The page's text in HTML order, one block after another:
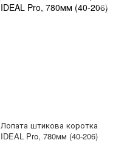
Лопата штикова коротка
IDEAL Pro, 780мм (40-206)